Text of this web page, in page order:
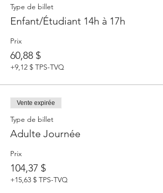
Type de billet
Enfant/Étudiant 14h à 17h
Prix
60,88 $
+9,12 $ TPS-TVQ
Vente expirée
Type de billet
Adulte Journée
Prix
104,37 $
+15,63 $ TPS-TVQ